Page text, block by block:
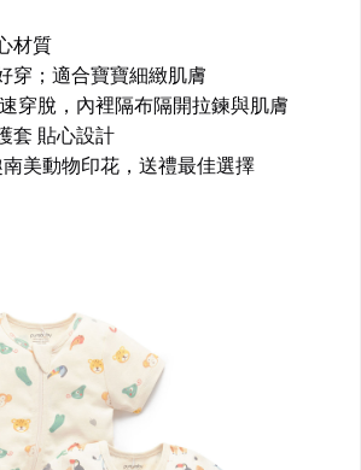
材質
穿；適合寶寶細緻肌膚
穿脫，內裡隔布隔開拉鍊與肌膚
套 貼心設計
美動物印花，送禮最佳選擇